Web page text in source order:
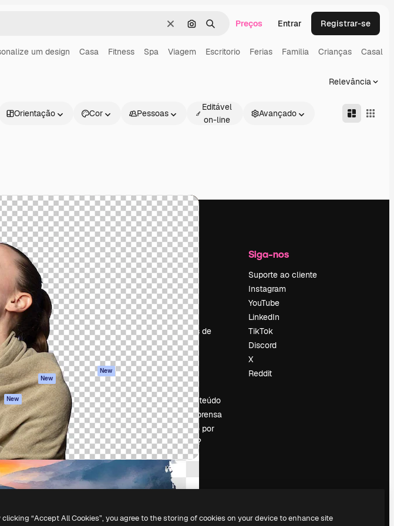
LimparPesquisar por imagem
BuscarPreços Entrar Registrar-se
um design Casa Fitness Spa Viagem Escritorio Ferias Familia Crianças Casal
Relevância
Orientação Cor Pessoas
Editável
on-line
Avançado
de IA
de
de vídeos
voz
de stock
ChatGPT
New
New
Começar
Academy
Documentação
Atendimento
Termos e
condições
Política de
privacidade
Originais New
Política de cookies
Central de
confiabilidade
Afiliados
Empresas
Empresa
Preços
Sobre nós
Reviews
Emprego
Tendências de
pesquisa
Blog
Eventos
Slidesgo
Vender conteúdo
Sala de imprensa
Procurando por
magnific.ai?
Siga-nos
Suporte ao cliente
Instagram
YouTube
LinkedIn
TikTok
Discord
X
Reddit
direitos reservados.
clicking “Accept All Cookies”, you agree to the storing of cookies on your device to enhance site